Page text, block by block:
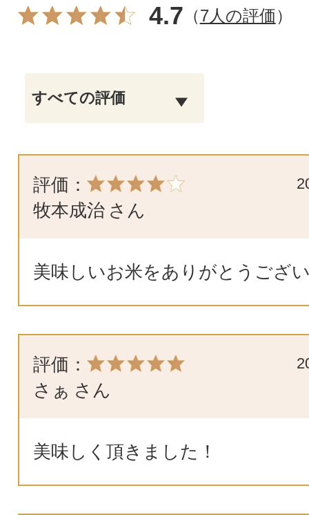
4.7 （7人の評価）
評価：
牧本成治 さん
美味しいお米をありがとうござ
評価：
さぁ さん
美味しく頂きました！